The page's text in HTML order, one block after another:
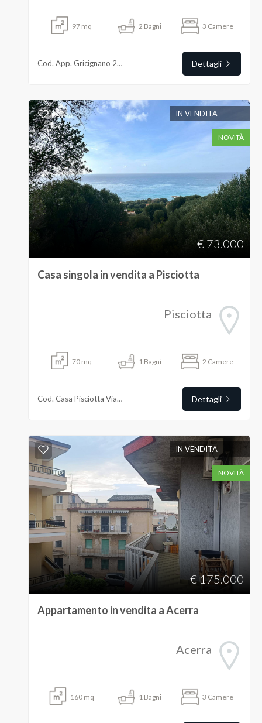
97 mq 2 Bagni 3 Camere
Cod. App. Gricignano 200 Dettagli
IN VENDITA
NOVITÀ
€ 73.000
Casa singola in vendita a Pisciotta
Pisciotta
70 mq 1 Bagni 2 Camere
Cod. Casa Pisciotta Via Chiusa Dettagli
IN VENDITA
NOVITÀ
€ 175.000
Appartamento in vendita a Acerra
Acerra
160mq 1 Bagni 3 Camere
Qualsiasi
2
3
4
5
5+
Qualsiasi
3
4
5
Camere
minime